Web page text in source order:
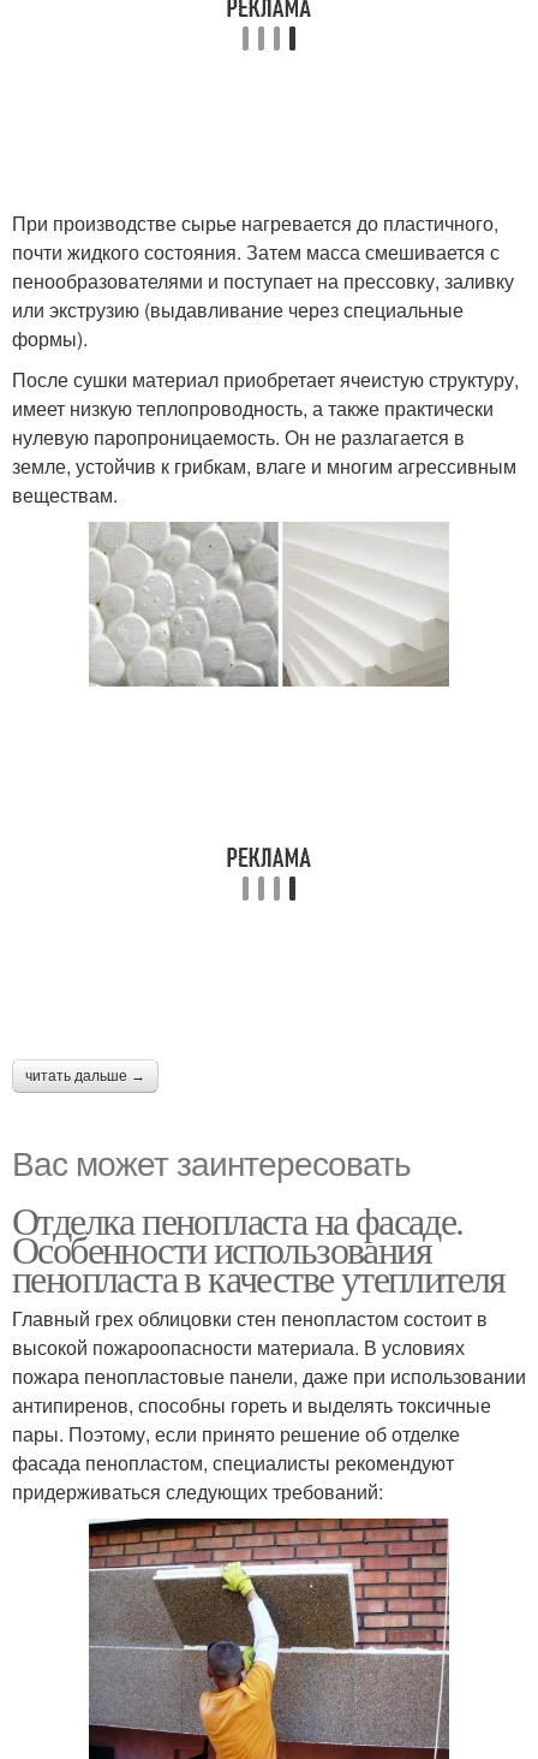
При производстве сырье нагревается до пластичного,
почти жидкого состояния. Затем масса смешивается с
пенообразователями и поступает на прессовку, заливку
или экструзию (выдавливание через специальные
формы).
После сушки материал приобретает ячеистую структуру,
имеет низкую теплопроводность, а также практически
нулевую паропроницаемость. Он не разлагается в
земле, устойчив к грибкам, влаге и многим агрессивным
веществам.
читать дальше →
Вас может заинтересовать
Отделка пенопласта на фасаде.
Особенности использования
пенопласта в качестве утеплителя
Главный грех облицовки стен пенопластом состоит в
высокой пожароопасности материала. В условиях
пожара пенопластовые панели, даже при использовании
антипиренов, способны гореть и выделять токсичные
пары. Поэтому, если принято решение об отделке
фасада пенопластом, специалисты рекомендуют
придерживаться следующих требований: